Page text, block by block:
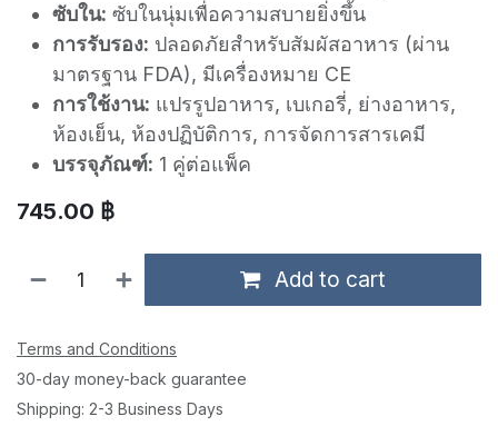
ซับใน: ซับในนุ่มเพื่อความสบายยิ่งขึ้น
การรับรอง: ปลอดภัยสำหรับสัมผัสอาหาร (ผ่าน
มาตรฐาน FDA), มีเครื่องหมาย CE
การใช้งาน: แปรรูปอาหาร, เบเกอรี่, ย่างอาหาร,
ห้องเย็น, ห้องปฏิบัติการ, การจัดการสารเคมี
บรรจุภัณฑ์: 1 คู่ต่อแพ็ค
745.00 ฿
Add to cart
Terms and Conditions
30-day money-back guarantee
Shipping: 2-3 Business Days